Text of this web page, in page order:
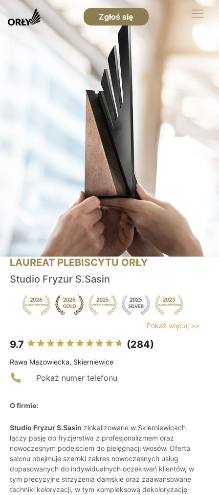
Zgłoś się
LAUREAT PLEBISCYTU ORŁY
Studio Fryzur S.Sasin
Pokaż więcej >>
9.7 (284)
Rawa Mazowiecka, Skierniewice
Pokaż numer telefonu
O firmie:
Studio Fryzur S.Sasin zlokalizowane w Skierniewicach
łączy pasję do fryzjerstwa z profesjonalizmem oraz
nowoczesnym podejściem do pielęgnacji włosów. Oferta
salonu obejmuje szeroki zakres nowoczesnych usług
dopasowanych do indywidualnych oczekiwań klientów, w
tym precyzyjne strzyżenia damskie oraz zaawansowane
techniki koloryzacji, w tym kompleksową dekoloryzację